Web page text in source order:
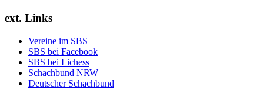
ext. Links
Vereine im SBS
SBS bei Facebook
SBS bei Lichess
Schachbund NRW
Deutscher Schachbund